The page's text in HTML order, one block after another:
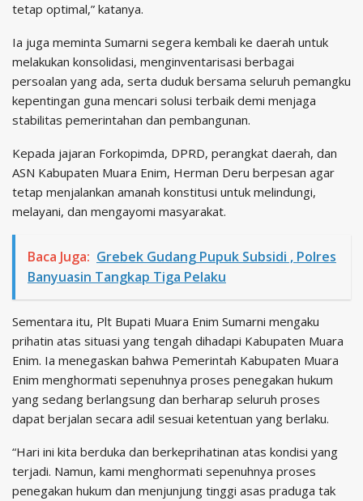
tetap optimal,” katanya.
Ia juga meminta Sumarni segera kembali ke daerah untuk
melakukan konsolidasi, menginventarisasi berbagai
persoalan yang ada, serta duduk bersama seluruh pemangku
kepentingan guna mencari solusi terbaik demi menjaga
stabilitas pemerintahan dan pembangunan.
Kepada jajaran Forkopimda, DPRD, perangkat daerah, dan
ASN Kabupaten Muara Enim, Herman Deru berpesan agar
tetap menjalankan amanah konstitusi untuk melindungi,
melayani, dan mengayomi masyarakat.
Baca Juga: Grebek Gudang Pupuk Subsidi , Polres
Banyuasin Tangkap Tiga Pelaku
Sementara itu, Plt Bupati Muara Enim Sumarni mengaku
prihatin atas situasi yang tengah dihadapi Kabupaten Muara
Enim. Ia menegaskan bahwa Pemerintah Kabupaten Muara
Enim menghormati sepenuhnya proses penegakan hukum
yang sedang berlangsung dan berharap seluruh proses
dapat berjalan secara adil sesuai ketentuan yang berlaku.
“Hari ini kita berduka dan berkeprihatinan atas kondisi yang
terjadi. Namun, kami menghormati sepenuhnya proses
penegakan hukum dan menjunjung tinggi asas praduga tak